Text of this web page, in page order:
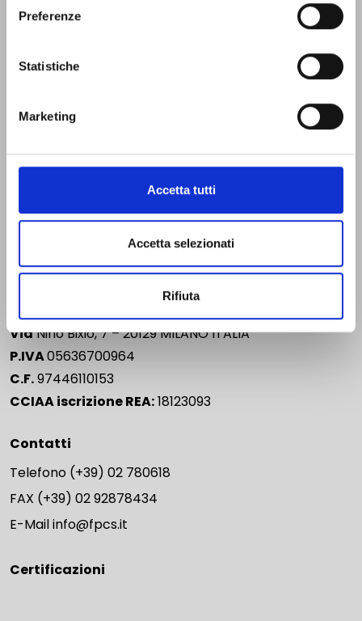
Preferenze
Statistiche
Marketing
Accetta tutti
Accetta selezionati
Rifiuta
Messaggio
FPCS Academy è situata in via Nino Bixio, 7 a Milano (a
pochi passi dalla fermata della Metro Rossa di Porta
Venezia). Tutti i diritti sono riservati.
ViaNino Bixio, 7 – 20129 MILANO ITALIA
P.IVA05636700964
C.F.97446110153
CCIAA iscrizione REA:18123093
Contatti
Telefono (+39) 02 780618
FAX (+39) 02 92878434
E-Mailinfo@fpcs.it
Certificazioni